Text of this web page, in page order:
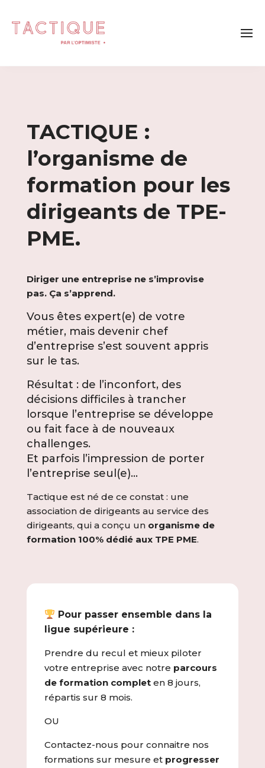
TACTIQUE :
l’organisme de
formation pour les
dirigeants de TPE-
PME.
Diriger une entreprise ne s’improvise
pas. Ça s’apprend.
Vous êtes expert(e) de votre
métier, mais devenir chef
d’entreprise s’est souvent appris
sur le tas.
Résultat : de l’inconfort, des
décisions difficiles à trancher
lorsque l’entreprise se développe
ou fait face à de nouveaux
challenges.
Et parfois l’impression de porter
l’entreprise seul(e)…
Tactique est né de ce constat : une
association de dirigeants au service des
dirigeants, qui a conçu un organisme de
formation 100% dédié aux TPE PME.
Pour passer ensemble dans la
ligue supérieure :
Prendre du recul et mieux piloter
votre entreprise avec notre parcours
de formation completen 8 jours,
répartis sur 8 mois.
OU
Contactez-nous pour connaitre nos
formations sur mesure et progresser